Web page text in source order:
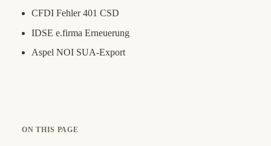
CFDI Fehler 401 CSD
IDSE e.firma Erneuerung
Aspel NOI SUA-Export
ON THIS PAGE